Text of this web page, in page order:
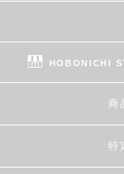
HOBONICHI
商
特